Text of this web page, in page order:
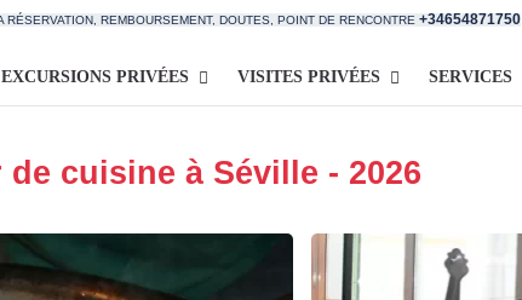
RÉSERVATION, REMBOURSEMENT, DOUTES, POINT DE RENCONTRE +34654871750
EXCURSIONS PRIVÉES VISITES PRIVÉES SERVICES
cuisine à Séville - 2026